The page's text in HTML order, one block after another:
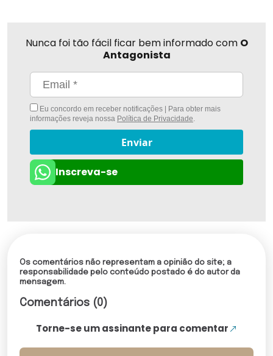
Nunca foi tão fácil ficar bem informado com O
Antagonista
Eu concordo em receber notificações | Para obter mais
informações reveja nossa Política de Privacidade.
Enviar
Inscreva-se
Os comentários não representam a opinião do site; a
responsabilidade pelo conteúdo postado é do autor da
mensagem.
Comentários (0)
Torne-se um assinante para comentar